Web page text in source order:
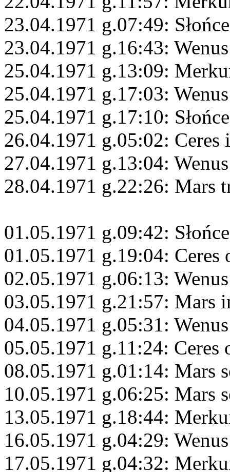
23.04.1971 g.07:49:
23.04.1971 g.16:43:
25.04.1971 g.13:09:
25.04.1971 g.17:03:
25.04.1971 g.17:10:
26.04.1971 g.05:02: Ceres
27.04.1971 g.13:04:
28.04.1971 g.22:26: Mars
01.05.1971 g.09:42:
01.05.1971 g.19:04: Ceres
02.05.1971 g.06:13:
03.05.1971 g.21:57: Mars
04.05.1971 g.05:31:
05.05.1971 g.11:24: Ceres
08.05.1971 g.01:14: Mars
10.05.1971 g.06:25: Mars
13.05.1971 g.18:44:
16.05.1971 g.04:29:
17.05.1971 g.04:32: